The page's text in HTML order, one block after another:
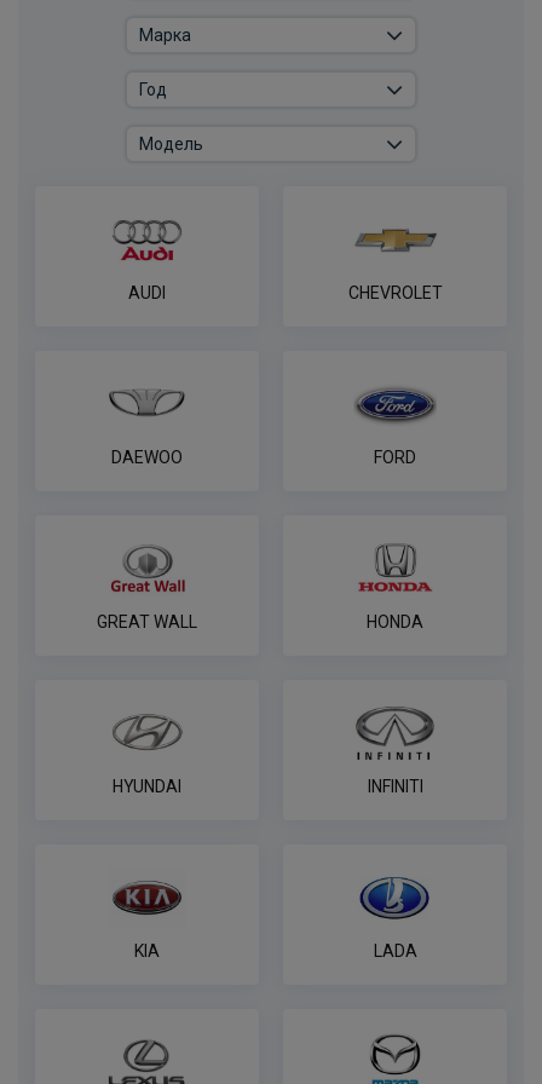
System для Skoda Octavia III лифтбек/
/ Volkswagen Golf VII хетчбек/
по запросу
для Skoda Kodiaq/Karoq и VW
Tiguan/Passat -13pin
ПОД ЗАКАЗ ОТ 14 ДНЕЙ
по запросу
Комплект электрики фаркопа
по запросу
WESTFALIA с блоком согласования 7-
пин
ПОД ЗАКАЗ ОТ 14 ДНЕЙ
AUDI CHEVROLET
DAEWOO FORD
GREAT WALL HONDA
HYUNDAI INFINITI
KIA LADA